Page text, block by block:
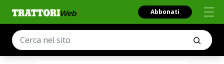
Abbonati